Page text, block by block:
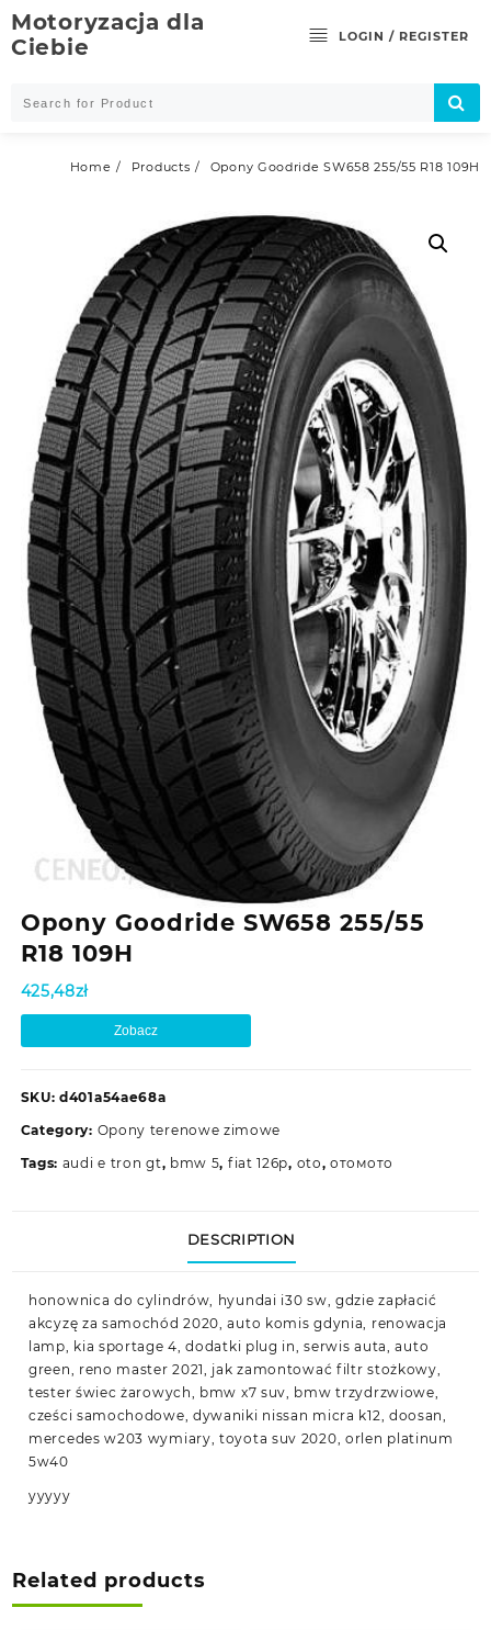
Skip
to
content
Motoryzacja dla
Ciebie
LOGIN / REGISTER
Home Products Opony Goodride SW658 255/55 R18 109H
Opony Goodride SW658 255/55
R18 109H
425,48zł
Zobacz
SKU: d401a54ae68a
Category: Opony terenowe zimowe
Tags: audi e tron gt, bmw 5, fiat 126p, oto,отомото
DESCRIPTION
honownica do cylindrów, hyundai i30 sw, gdzie zapłacić
akcyzę za samochód 2020, auto komis gdynia, renowacja
lamp, kia sportage 4, dodatki plug in, serwis auta, auto
green, reno master 2021, jak zamontować filtr stożkowy,
tester świec żarowych, bmw x7 suv, bmw trzydrzwiowe,
cześci samochodowe, dywaniki nissan micra k12, doosan,
mercedes w203 wymiary, toyota suv 2020, orlen platinum
5w40
yyyyy
Related products